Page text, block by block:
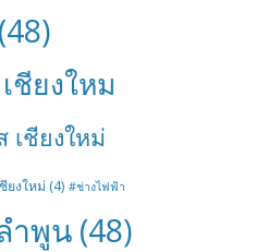
(48)
ชียงใหม
เชียงใหม่
ยงใหม่ (4) #ช่างไฟฟ้า
ำพูน (48)